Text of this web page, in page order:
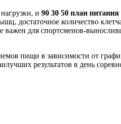
и 90 30 50 план
достаточное количество
для спортсменов-
пищи в зависимости от
результатов в день